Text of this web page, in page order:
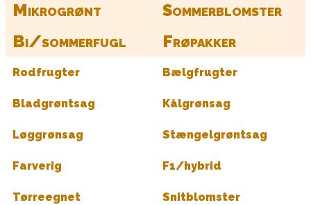
Mikrogrønt
Sommerblomster
Bi/sommerfugl
Frøpakker
Rodfrugter Bælgfrugter
Bladgrøntsag Kålgrønsag
Løggrønsag Stængelgrøntsag
Farverig F1/hybrid
Tørreegnet Snitblomster